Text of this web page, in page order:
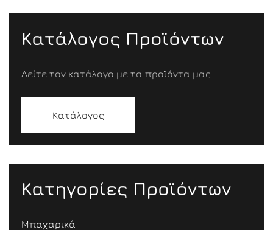
Κατάλογος Προϊόντων
Δείτε τον κατάλογο με τα προϊόντα μας
Κατάλογος
Κατηγορίες Προϊόντων
Μπαχαρικά